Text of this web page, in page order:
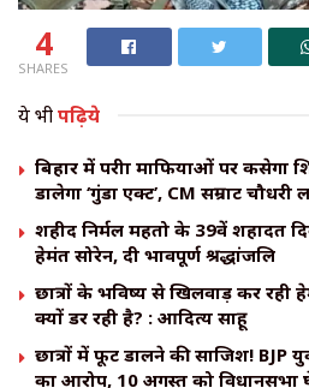
4
SHARES
ये भीपढ़िये
बिहार में परीक्षा माफियाओं पर
डालेगा ‘गुंडा एक्ट’, CM सम्राट
शहीद निर्मल महतो के 39वें शहादत
हेमंत सोरेन, दी भावपूर्ण श्रद्धांजलि
छात्रों के भविष्य से खिलवाड़ कर रही
क्यों डर रही है? : आदित्य साहू
छात्रों में फूट डालने की साजिश! BJP
का आरोप, 10 अगस्त को विधानसभा